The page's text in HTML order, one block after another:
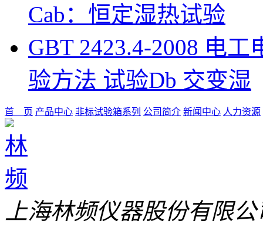
Cab：恒定湿热试验
GBT 2423.4-2008 电
验方法 试验Db 交变湿
首 页 产品中心 非标试验箱系列 公司简介 新闻中心 人力资源
上海林频仪器股份有限公